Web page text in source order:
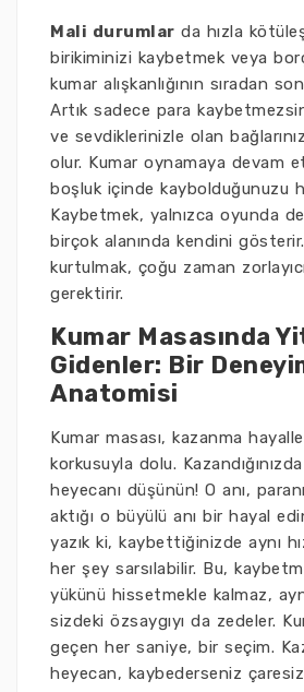
Mali durumlar da hızla
birikiminizi kaybetmek veya
kumar alışkanlığının sıradan
Artık sadece para
ve sevdiklerinizle olan
olur. Kumar oynamaya devam
boşluk içinde kaybolduğunuzu
Kaybetmek, yalnızca oyunda
birçok alanında kendini
kurtulmak, çoğu zaman
gerektirir.
Kumar Masasında
Gidenler: Bir
Anatomisi
Kumar masası, kazanma
korkusuyla dolu.
heyecanı düşünün! O anı,
aktığı o büyülü anı bir hayal
yazık ki, kaybettiğinizde aynı
her şey sarsılabilir. Bu,
yükünü hissetmekle kalmaz,
sizdeki özsaygıyı da zedeler.
geçen her saniye, bir seçim.
heyecan, kaybederseniz